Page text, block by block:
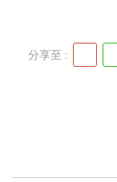
分享至 :